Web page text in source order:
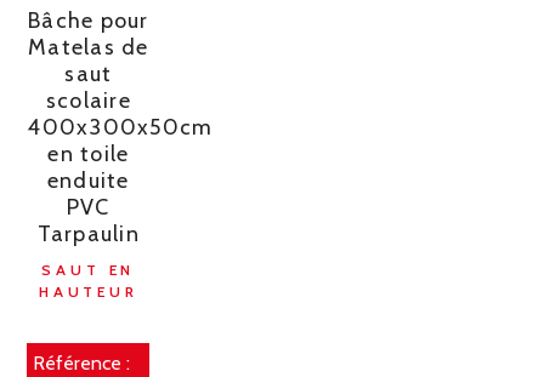
Bâche pour
Matelas de
saut
scolaire
400x300x50cm
en toile
enduite
PVC
Tarpaulin
SAUT EN
HAUTEUR
Référence :